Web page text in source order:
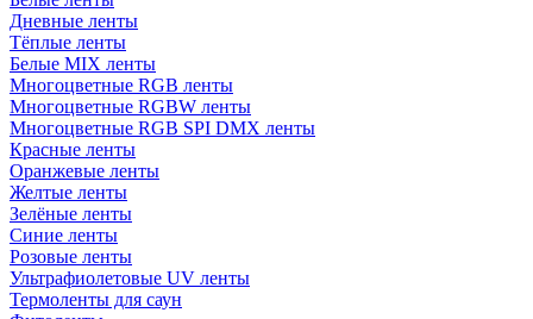
Дневные ленты
Тёплые ленты
Белые MIX ленты
Многоцветные RGB ленты
Многоцветные RGBW ленты
Многоцветные RGB SPI DMX ленты
Красные ленты
Оранжевые ленты
Желтые ленты
Зелёные ленты
Синие ленты
Розовые ленты
Ультрафиолетовые UV ленты
Термоленты для саун